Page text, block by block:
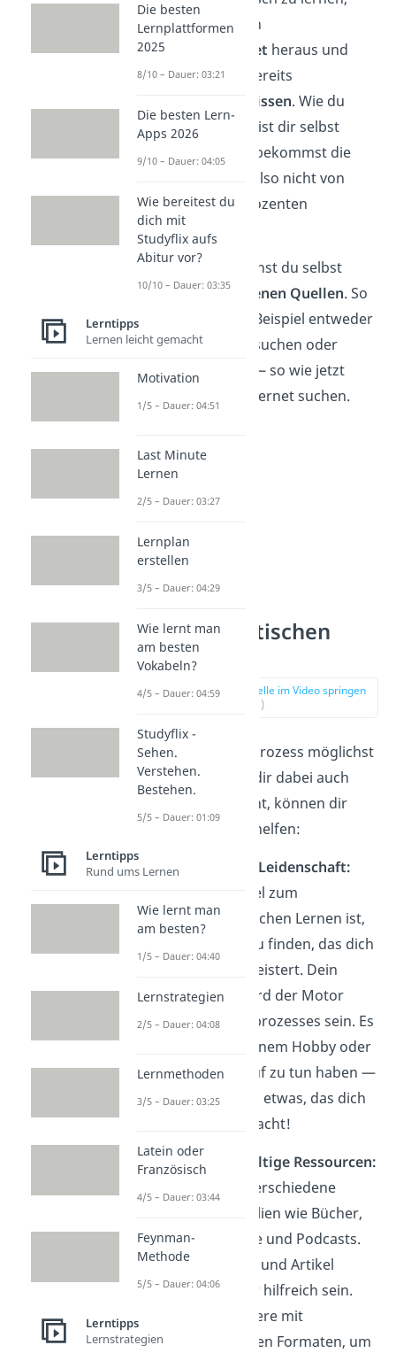
suchst du dir ein
Interessengebiet heraus und
vertiefstdein bereits
vorhandenes Wissen. Wie du
dabei vorgehst, ist dir selbst
überlassen. Du bekommst die
Informationen also nicht von
Lehrern oder Dozenten
vorgesetzt.
Stattdessen suchst du selbst
nachverschiedenen Quellen. So
kannst du zum Beispiel entweder
ein Museum besuchen oder
Informationen — so wie jetzt
gerade — im Internet suchen.
autodidaktischen
Lernen
zur Stelle im Video springen
(00:51)
Damit der Lernprozess möglichst
effektiv ist und dir dabei auch
noch Spaß macht, können dir
folgende Tipps helfen:
Finde deine Leidenschaft:
Der Schlüssel zum
autodidaktischen Lernen ist,
ein Thema zu finden, das dich
wirklich begeistert. Dein
Interesse wird der Motor
deines Lernprozesses sein. Es
kann mit deinem Hobby oder
deinem Beruf zu tun haben —
oder einfach etwas, das dich
neugierig macht!
Nutze vielfältige Ressourcen:
Verwende verschiedene
Lernmaterialien wie Bücher,
Online-Kurse und Podcasts.
Auch Videos und Artikel
können sehr hilfreich sein.
Experimentiere mit
verschiedenen Formaten, um
Die besten
Lernplattformen
2025
8/10 – Dauer: 03:21
Die besten Lern-
Apps 2026
9/10 – Dauer: 04:05
Wie bereitest du
dich mit
Studyflix aufs
Abitur vor?
10/10 – Dauer: 03:35
Lerntipps
Lernen leicht gemacht
Motivation
1/5 – Dauer: 04:51
Last Minute
Lernen
2/5 – Dauer: 03:27
Lernplan
erstellen
3/5 – Dauer: 04:29
Wie lernt man
am besten
Vokabeln?
4/5 – Dauer: 04:59
Studyflix -
Sehen.
Verstehen.
Bestehen.
5/5 – Dauer: 01:09
Lerntipps
Rund ums Lernen
Wie lernt man
am besten?
1/5 – Dauer: 04:40
Lernstrategien
2/5 – Dauer: 04:08
Lernmethoden
3/5 – Dauer: 03:25
Latein oder
Französisch
4/5 – Dauer: 03:44
Feynman-
Methode
5/5 – Dauer: 04:06
Lerntipps
Lernstrategien